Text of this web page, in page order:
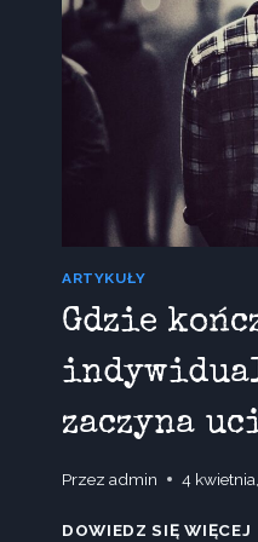
ARTYKUŁY
Gdzie
zaczyna
Przez admin 4
DOWIEDZ SIĘ WIĘCEJ